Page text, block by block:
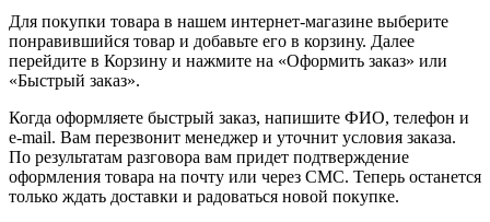
Для покупки товара в нашем интернет-магазине выберите
понравившийся товар и добавьте его в корзину. Далее
перейдите в Корзину и нажмите на «Оформить заказ» или
«Быстрый заказ».
Когда оформляете быстрый заказ, напишите ФИО, телефон и
e-mail. Вам перезвонит менеджер и уточнит условия заказа.
По результатам разговора вам придет подтверждение
оформления товара на почту или через СМС. Теперь останется
только ждать доставки и радоваться новой покупке.